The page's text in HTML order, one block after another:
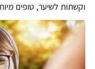
וקשתות לשיער, טופים